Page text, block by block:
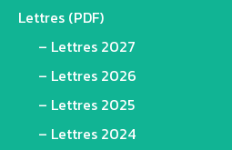
Lettres (PDF)
– Lettres 2027
– Lettres 2026
– Lettres 2025
– Lettres 2024